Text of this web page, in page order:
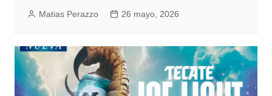
Matias Perazzo 26 mayo, 2026